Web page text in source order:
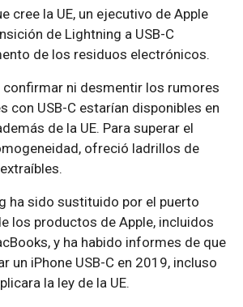
cree la UE, un ejecutivo de Apple
de Lightning a USB-C
de los residuos electrónicos.
ni desmentir los rumores
con USB-C estarían disponibles en
de la UE. Para superar el
ofreció ladrillos de
ha sido sustituido por el puerto
los productos de Apple, incluidos
y ha habido informes de que
un iPhone USB-C en 2019, incluso
la ley de la UE.